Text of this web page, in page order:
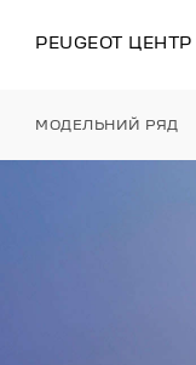
PEUGEOT ЦЕНТР
МОДЕЛЬНИЙ РЯД